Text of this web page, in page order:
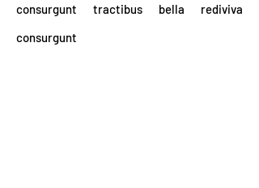
consurgunt tractibus bella rediviva
consurgunt